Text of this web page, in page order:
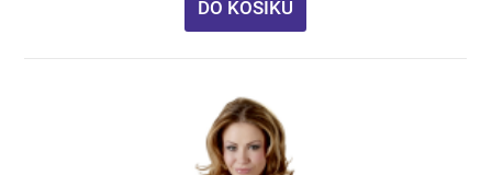
DO KOŠÍKU